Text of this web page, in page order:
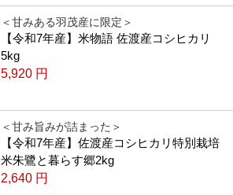
＜甘みある羽茂産に限定＞
【令和7年産】米物語 佐渡産コシヒカリ
5kg
5,920 円
＜甘み旨みが詰まった＞
【令和7年産】佐渡産コシヒカリ特別栽培
米朱鷺と暮らす郷2kg
2,640 円